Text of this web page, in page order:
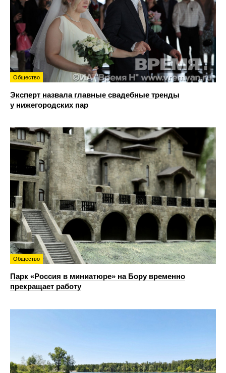
Общество
Эксперт назвала главные свадебные тренды
у нижегородских пар
Общество
Парк «Россия в миниатюре» на Бору временно
прекращает работу